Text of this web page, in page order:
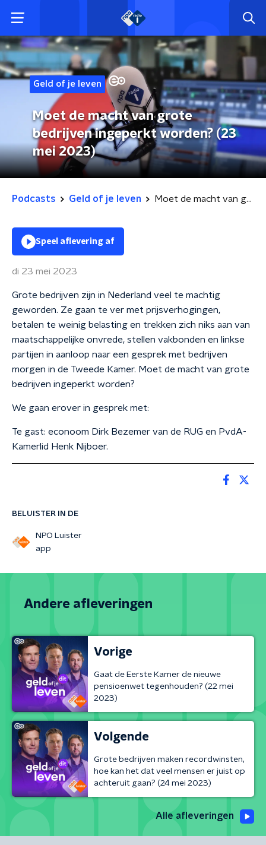
Geld of je leven
Moet de macht van grote
bedrijven ingeperkt worden? (23
mei 2023)
Podcasts Geld of je leven Moet de macht van grote bedrijven ingeperkt worden? (23 mei 2023)
BELUISTER IN DE
NPO Luister
app
Speel aflevering af
di 23 mei 2023
Grote bedrijven zijn in Nederland veel te machtig
geworden. Ze gaan te ver met prijsverhogingen,
betalen te weinig belasting en trekken zich niks aan van
maatschappelijke onvrede, stellen vakbonden en linkse
partijen in aanloop naar een gesprek met bedrijven
morgen in de Tweede Kamer. Moet de macht van grote
bedrijven ingeperkt worden?
We gaan erover in gesprek met:
Te gast: econoom Dirk Bezemer van de RUG en PvdA-
Kamerlid Henk Nijboer.
Andere afleveringen
Vorige
Gaat de Eerste Kamer de nieuwe
pensioenwet tegenhouden? (22 mei
2023)
Volgende
Grote bedrijven maken recordwinsten,
hoe kan het dat veel mensen er juist op
achteruit gaan? (24 mei 2023)
Alle afleveringen